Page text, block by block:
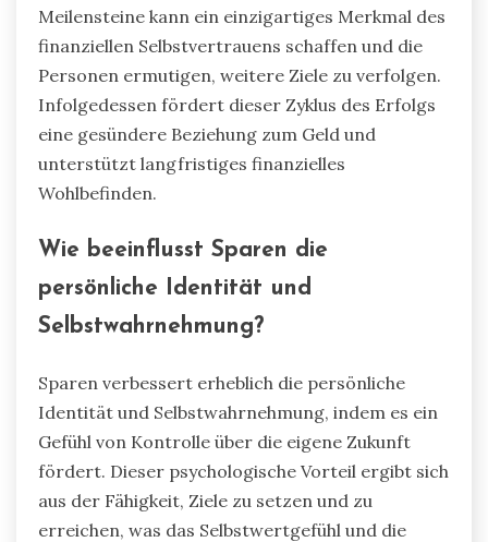
Meilensteine kann ein einzigartiges Merkmal des
finanziellen Selbstvertrauens schaffen und die
Personen ermutigen, weitere Ziele zu verfolgen.
Infolgedessen fördert dieser Zyklus des Erfolgs
eine gesündere Beziehung zum Geld und
unterstützt langfristiges finanzielles
Wohlbefinden.
Wie beeinflusst Sparen die
persönliche Identität und
Selbstwahrnehmung?
Sparen verbessert erheblich die persönliche
Identität und Selbstwahrnehmung, indem es ein
Gefühl von Kontrolle über die eigene Zukunft
fördert. Dieser psychologische Vorteil ergibt sich
aus der Fähigkeit, Ziele zu setzen und zu
erreichen, was das Selbstwertgefühl und die